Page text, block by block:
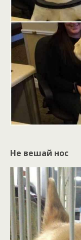
Не вешай нос